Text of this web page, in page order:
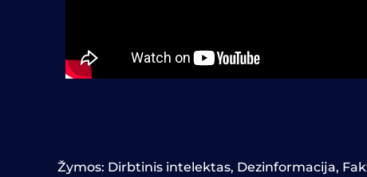
Žymos: Dirbtinis intelektas, Dezinformacija,